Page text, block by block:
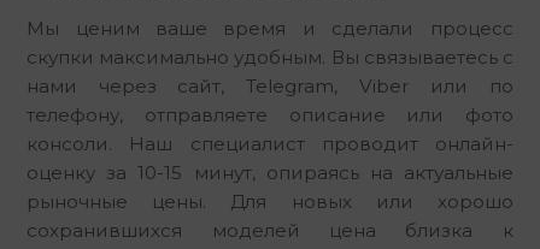
Мы ценим ваше время и сделали процесс
скупки максимально удобным. Вы связываетесь с
нами через сайт, Telegram, Viber или по
телефону, отправляете описание или фото
консоли. Наш специалист проводит онлайн-
оценку за 10-15 минут, опираясь на актуальные
рыночные цены. Для новых или хорошо
сохранившихся моделей цена близка к